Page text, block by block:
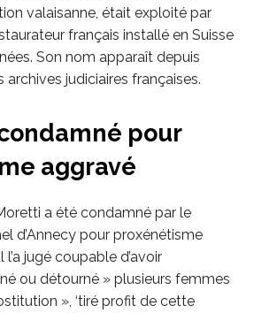
valaisanne, était exploité par
français installé en Suisse
Son nom apparaît depuis
judiciaires françaises.
pour
aggravé
a été condamné par le
d’Annecy pour proxénétisme
jugé coupable d’avoir
ou détourné » plusieurs femmes
», ‘tiré profit de cette